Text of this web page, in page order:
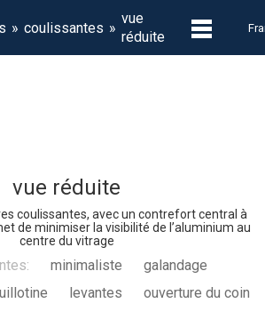
coulissantes
vue
réduite
vue réduite
coulissantes, avec un contrefort central à
de minimiser la visibilité de l’aluminium au
centre du vitrage
minimaliste
galandage
levantes ouverture du coin